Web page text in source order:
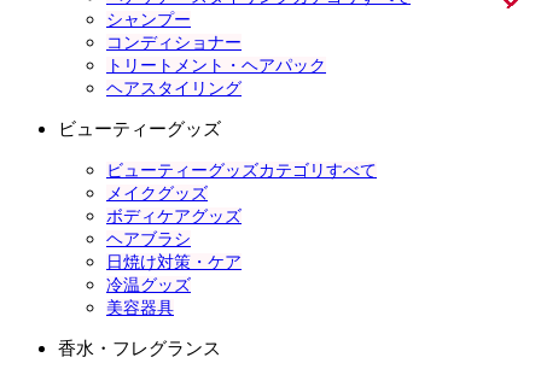
シャンプー
コンディショナー
トリートメント・ヘアパック
ヘアスタイリング
ビューティーグッズ
ビューティーグッズカテゴリすべて
メイクグッズ
ボディケアグッズ
ヘアブラシ
日焼け対策・ケア
冷温グッズ
美容器具
香水・フレグランス